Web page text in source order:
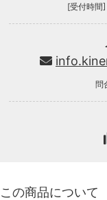
[受付時間
問
この商品について